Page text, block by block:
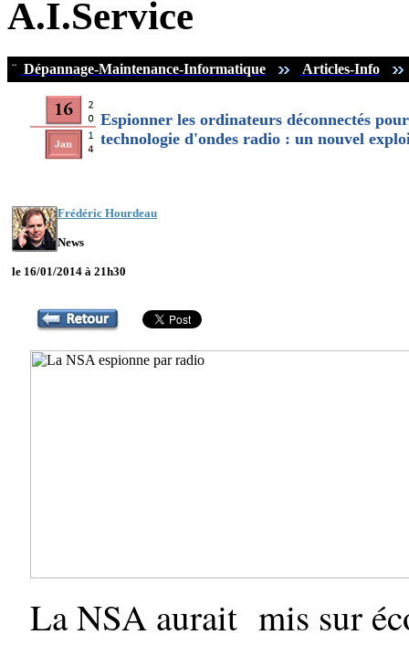
A.I.Service
¨ Dépannage-Maintenance-Informatique Articles-Info
Espionner les ordinateurs déconnectés
technologie d'ondes radio : un nouvel
Frédéric Hourdeau
News
le 16/01/2014 à 21h30
La NSA aurait mis sur